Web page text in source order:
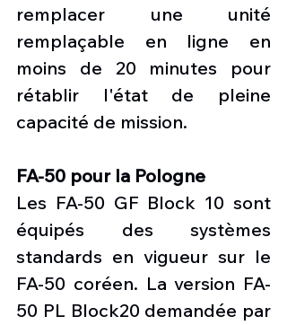
remplacer une unité
remplaçable en ligne en
moins de 20 minutes pour
rétablir l'état de pleine
capacité de mission.
FA-50 pour la Pologne
Les FA-50 GF Block 10 sont
équipés des systèmes
standards en vigueur sur le
FA-50 coréen. La version FA-
50 PL Block20 demandée par